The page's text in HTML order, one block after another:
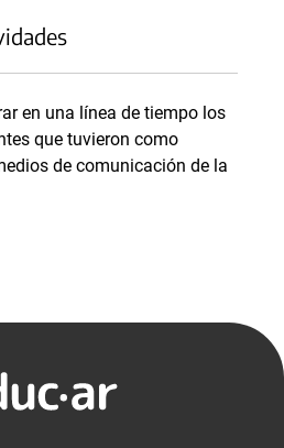
en una línea de tiempo los
que tuvieron como
de comunicación de la